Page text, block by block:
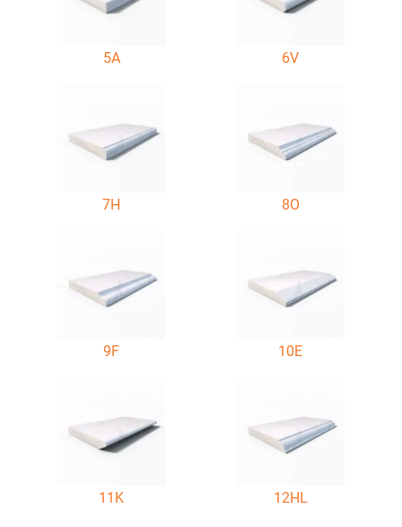
5A 6V
7H 8O
9F 10E
11K 12HL